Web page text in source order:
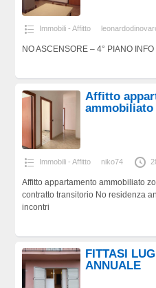
Immobili - Affitto
NO ASCENSORE – 4° PIANO
Affitto
ammobiliato
Immobili - Affitto niko74
Affitto appartamento ammobiliato
contratto transitorio No residenza
incontri
FITTASI
ANNUALE